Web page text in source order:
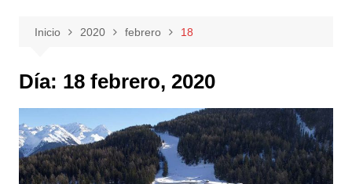
Inicio 2020 febrero 18
Día: 18 febrero, 2020